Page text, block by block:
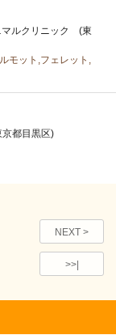
マルクリニック (東
モット,フェレット,
都目黒区)
NEXT >
>>|